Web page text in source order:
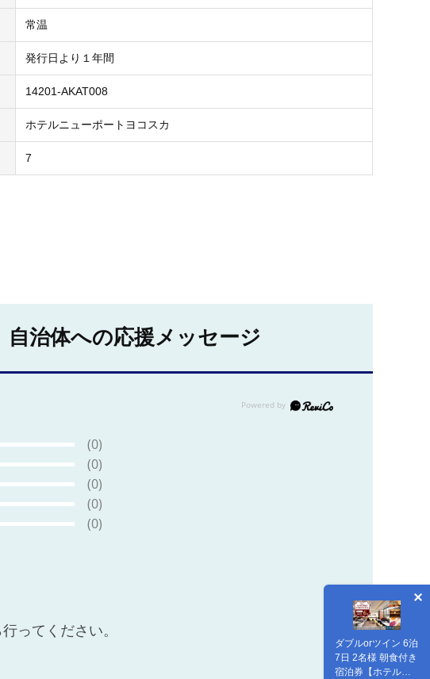
ダブルorツイン 6泊
7日 2名様 朝食付き
宿泊券【ホテルニ
常温
発行日より１年間
14201-AKAT008
ホテルニューポートヨコスカ
7
自治体への応援メッセージ
(0)
(0)
(0)
(0)
(0)
ってください。